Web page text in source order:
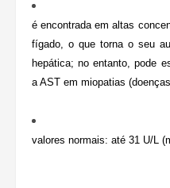
é encontrada em altas
fígado, o que torna o seu
hepática; no entanto, pode
a AST em miopatias
valores normais: até 31 U/L